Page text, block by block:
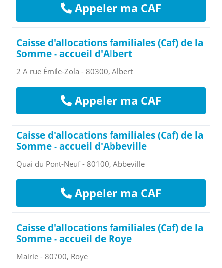
Appeler ma CAF
Caisse d'allocations familiales (Caf) de la
Somme - accueil d'Albert
2 A rue Émile-Zola - 80300, Albert
Appeler ma CAF
Caisse d'allocations familiales (Caf) de la
Somme - accueil d'Abbeville
Quai du Pont-Neuf - 80100, Abbeville
Appeler ma CAF
Caisse d'allocations familiales (Caf) de la
Somme - accueil de Roye
Mairie - 80700, Roye